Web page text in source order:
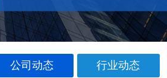
公司动态 行业动态
服务案例
车间一览